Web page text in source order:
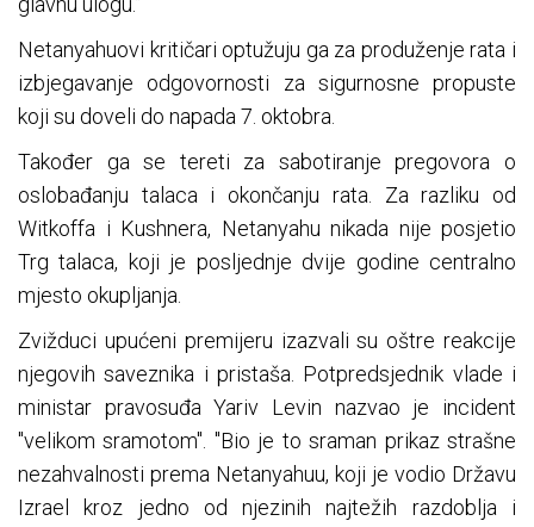
Netanyahuovi kritičari optužuju ga za produženje rata i
izbjegavanje odgovornosti za sigurnosne propuste
koji su doveli do napada 7. oktobra.
Također ga se tereti za sabotiranje pregovora o
oslobađanju talaca i okončanju rata. Za razliku od
Witkoffa i Kushnera, Netanyahu nikada nije posjetio
Trg talaca, koji je posljednje dvije godine centralno
mjesto okupljanja.
Zvižduci upućeni premijeru izazvali su oštre reakcije
njegovih saveznika i pristaša. Potpredsjednik vlade i
ministar pravosuđa Yariv Levin nazvao je incident
"velikom sramotom". "Bio je to sraman prikaz strašne
nezahvalnosti prema Netanyahuu, koji je vodio Državu
Izrael kroz jedno od njezinih najtežih razdoblja i